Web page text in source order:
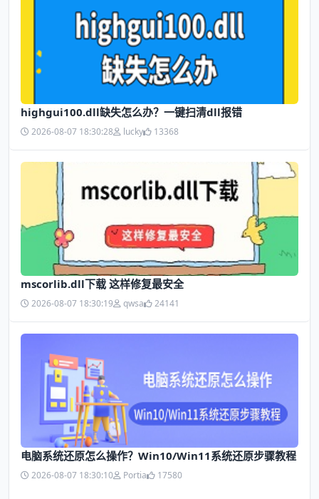
highgui100.dll缺失怎么办？一键扫清dll报错
2026-08-07 18:30:28 lucky 13368
mscorlib.dll下载 这样修复最安全
2026-08-07 18:30:19 qwsa 24141
电脑系统还原怎么操作？Win10/Win11系统还原步骤教程
2026-08-07 18:30:10 Portia 17580